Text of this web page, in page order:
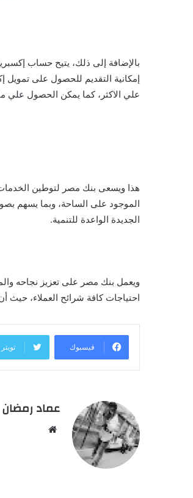
بالإضافة إلى ذلك، يتيح حساب
علي الاكثر، كما يمكن الحصول علي
هذا ويسعى بنك مصر لتوطين الخدمات
الموجود على الساحة، وبما يسهم
الجديدة الواعدة للتنمية.
ويعمل بنك مصر على تعزيز نجاحه
احتياجات كافة شرائح العملاء، حيث
فيسبوك تويتر
عماد رمضان